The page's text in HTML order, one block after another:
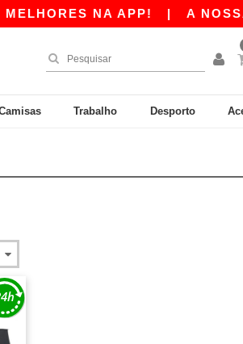
NA APP!| A NOSSA
Trabalho Desporto